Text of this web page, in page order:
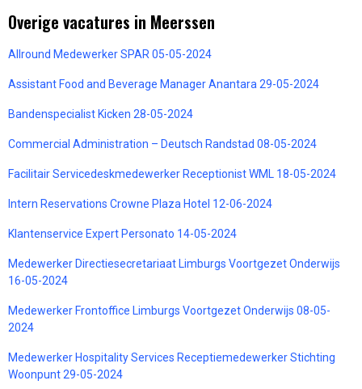
Overige vacatures in Meerssen
Allround Medewerker SPAR 05-05-2024
Assistant Food and Beverage Manager Anantara 29-05-2024
Bandenspecialist Kicken 28-05-2024
Commercial Administration – Deutsch Randstad 08-05-2024
Facilitair Servicedeskmedewerker Receptionist WML 18-05-2024
Intern Reservations Crowne Plaza Hotel 12-06-2024
Klantenservice Expert Personato 14-05-2024
Medewerker Directiesecretariaat Limburgs Voortgezet Onderwijs
16-05-2024
Medewerker Frontoffice Limburgs Voortgezet Onderwijs 08-05-
2024
Medewerker Hospitality Services Receptiemedewerker Stichting
Woonpunt 29-05-2024